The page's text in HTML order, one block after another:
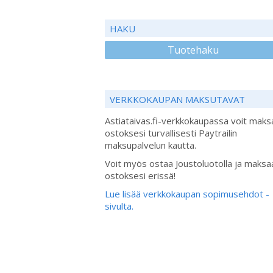
HAKU
Tuotehaku
VERKKOKAUPAN MAKSUTAVAT
Astiataivas.fi-verkkokaupassa voit
ostoksesi turvallisesti Paytrailin
maksupalvelun kautta.
Voit myös ostaa Joustoluotolla ja
ostoksesi erissä!
Lue lisää verkkokaupan sopimusehdot -
sivulta.